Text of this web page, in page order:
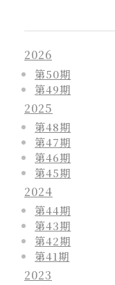
2026
第50期
第49期
2025
第48期
第47期
第46期
第45期
2024
第44期
第43期
第42期
第41期
2023